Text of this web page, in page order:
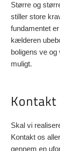
Større og
stiller store
fundamentet
kælderen
boligens ve
muligt.
Kontakt
Skal vi
Kontakt os
gennem en